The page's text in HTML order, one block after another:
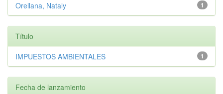
1
Orellana, Nataly
Título
1
IMPUESTOS AMBIENTALES
Fecha de lanzamiento